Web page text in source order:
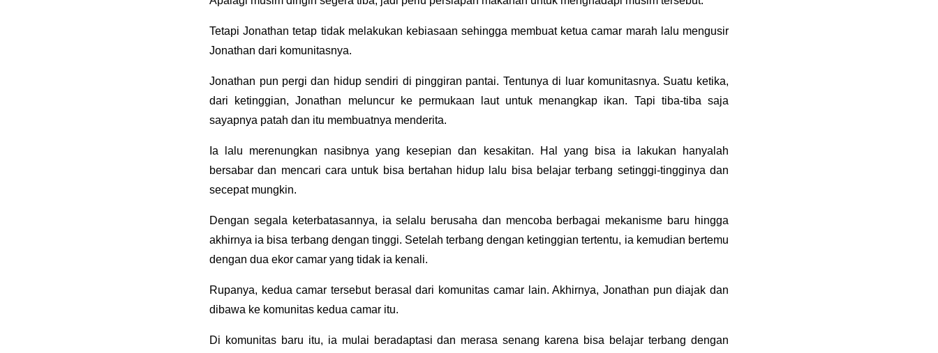
Tetapi Jonathan tetap tidak melakukan kebiasaan sehingga membuat ketua camar marah lalu mengusir
Jonathan dari komunitasnya.
Jonathan pun pergi dan hidup sendiri di pinggiran pantai. Tentunya di luar komunitasnya. Suatu ketika,
dari ketinggian, Jonathan meluncur ke permukaan laut untuk menangkap ikan. Tapi tiba-tiba saja
sayapnya patah dan itu membuatnya menderita.
Ia lalu merenungkan nasibnya yang kesepian dan kesakitan. Hal yang bisa ia lakukan hanyalah
bersabar dan mencari cara untuk bisa bertahan hidup lalu bisa belajar terbang setinggi-tingginya dan
secepat mungkin.
Dengan segala keterbatasannya, ia selalu berusaha dan mencoba berbagai mekanisme baru hingga
akhirnya ia bisa terbang dengan tinggi. Setelah terbang dengan ketinggian tertentu, ia kemudian bertemu
dengan dua ekor camar yang tidak ia kenali.
Rupanya, kedua camar tersebut berasal dari komunitas camar lain. Akhirnya, Jonathan pun diajak dan
dibawa ke komunitas kedua camar itu.
Di komunitas baru itu, ia mulai beradaptasi dan merasa senang karena bisa belajar terbang dengan